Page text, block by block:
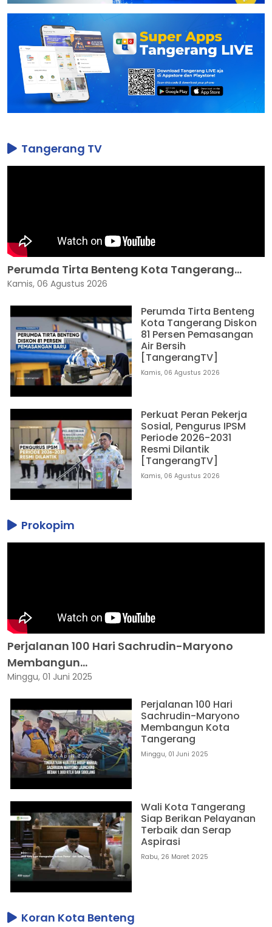
Tangerang TV
Perumda Tirta Benteng Kota Tangerang...
Kamis, 06 Agustus 2026
Perumda Tirta Benteng
Kota Tangerang Diskon
81 Persen Pemasangan
Air Bersih
[TangerangTV]
Kamis, 06 Agustus 2026
Perkuat Peran Pekerja
Sosial, Pengurus IPSM
Periode 2026-2031
Resmi Dilantik
[TangerangTV]
Kamis, 06 Agustus 2026
Prokopim
Perjalanan 100 Hari Sachrudin-Maryono
Membangun...
Minggu, 01 Juni 2025
Perjalanan 100 Hari
Sachrudin-Maryono
Membangun Kota
Tangerang
Minggu, 01 Juni 2025
Wali Kota Tangerang
Siap Berikan Pelayanan
Terbaik dan Serap
Aspirasi
Rabu, 26 Maret 2025
Koran Kota Benteng